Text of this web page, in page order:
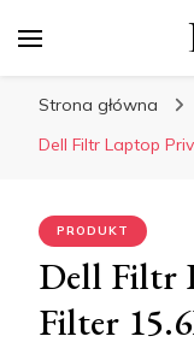
Strona główna
Dell Filtr Laptop
PRODUKT
Dell Filtr
Filter